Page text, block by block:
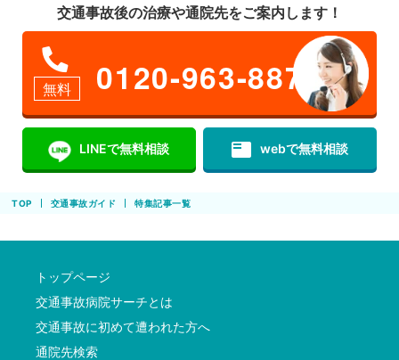
交通事故後の治療や通院先をご案内します！
無料 0120-963-887
LINEで無料相談 featured_play_list webで無料相談
TOP 交通事故ガイド 特集記事一覧
トップページ
交通事故病院サーチとは
交通事故に初めて遭われた方へ
通院先検索